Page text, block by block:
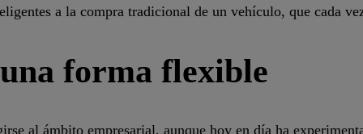
forma flexible
al ámbito empresarial, aunque hoy en día ha
Hasta el 30 de julio